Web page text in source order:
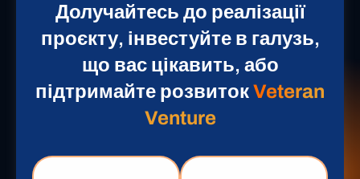
Долучайтесь до реалізації
проєкту, інвестуйте в галузь,
що вас цікавить, або
підтримайте розвитокVeteran
Venture